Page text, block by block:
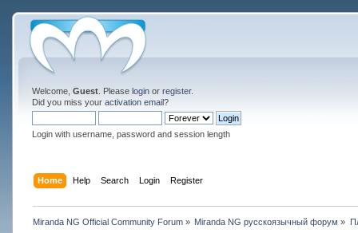
Welcome, Guest. Please loginor register.
Did you miss your activation email?
Login with username, password and session length
Home Help Search Login Register
Miranda NG Official Community Forum» Miranda NG русскоязычный форум »